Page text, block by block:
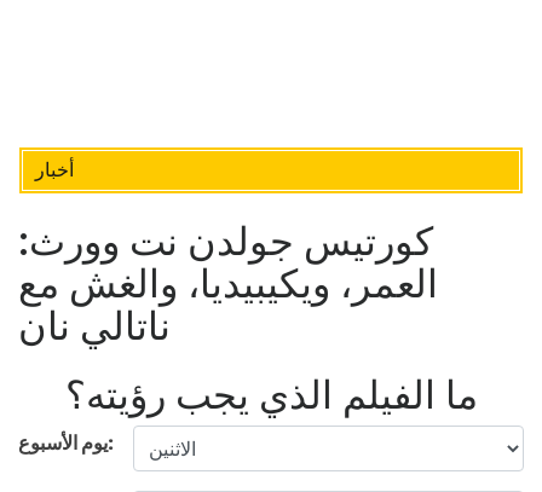
أخبار
كورتيس جولدن نت وورث:
العمر، ويكيبيديا، والغش مع
ناتالي نان
ما الفيلم الذي يجب رؤيته؟
يوم الأسبوع: